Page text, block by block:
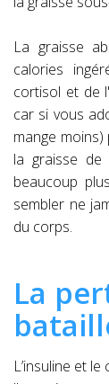
La graisse
calories
cortisol et de
car si vous
mange
la graisse
beaucoup
sembler ne
du corps.
La
L’insuline et